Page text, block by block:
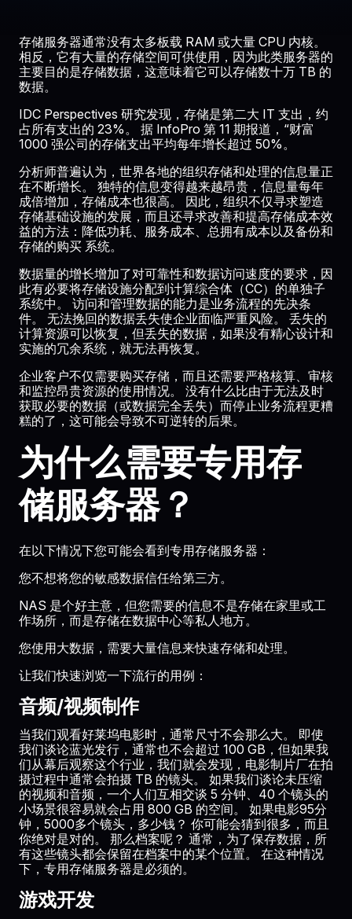
存储服务器通常没有太多板载 RAM 或大量 CPU 内核。
相反，它有大量的存储空间可供使用，因为此类服务器的
主要目的是存储数据，这意味着它可以存储数十万 TB 的
数据。
IDC Perspectives 研究发现，存储是第二大 IT 支出，约
占所有支出的 23%。 据 InfoPro 第 11 期报道，“财富
1000 强公司的存储支出平均每年增长超过 50%。
分析师普遍认为，世界各地的组织存储和处理的信息量正
在不断增长。 独特的信息变得越来越昂贵，信息量每年
成倍增加，存储成本也很高。 因此，组织不仅寻求塑造
存储基础设施的发展，而且还寻求改善和提高存储成本效
益的方法：降低功耗、服务成本、总拥有成本以及备份和
存储的购买 系统。
数据量的增长增加了对可靠性和数据访问速度的要求，因
此有必要将存储设施分配到计算综合体（CC）的单独子
系统中。 访问和管理数据的能力是业务流程的先决条
件。 无法挽回的数据丢失使企业面临严重风险。 丢失的
计算资源可以恢复，但丢失的数据，如果没有精心设计和
实施的冗余系统，就无法再恢复。
企业客户不仅需要购买存储，而且还需要严格核算、审核
和监控昂贵资源的使用情况。 没有什么比由于无法及时
获取必要的数据（或数据完全丢失）而停止业务流程更糟
糕的了，这可能会导致不可逆转的后果。
为什么需要专用存
储服务器？
在以下情况下您可能会看到专用存储服务器：
您不想将您的敏感数据信任给第三方。
NAS 是个好主意，但您需要的信息不是存储在家里或工
作场所，而是存储在数据中心等私人地方。
您使用大数据，需要大量信息来快速存储和处理。
让我们快速浏览一下流行的用例：
音频/视频制作
当我们观看好莱坞电影时，通常尺寸不会那么大。 即使
我们谈论蓝光发行，通常也不会超过 100 GB，但如果我
们从幕后观察这个行业，我们就会发现，电影制片厂在拍
摄过程中通常会拍摄 TB 的镜头。 如果我们谈论未压缩
的视频和音频，一个人们互相交谈 5 分钟、40 个镜头的
小场景很容易就会占用 800 GB 的空间。 如果电影95分
钟，5000多个镜头，多少钱？ 你可能会猜到很多，而且
你绝对是对的。 那么档案呢？ 通常，为了保存数据，所
有这些镜头都会保留在档案中的某个位置。 在这种情况
下，专用存储服务器是必须的。
游戏开发